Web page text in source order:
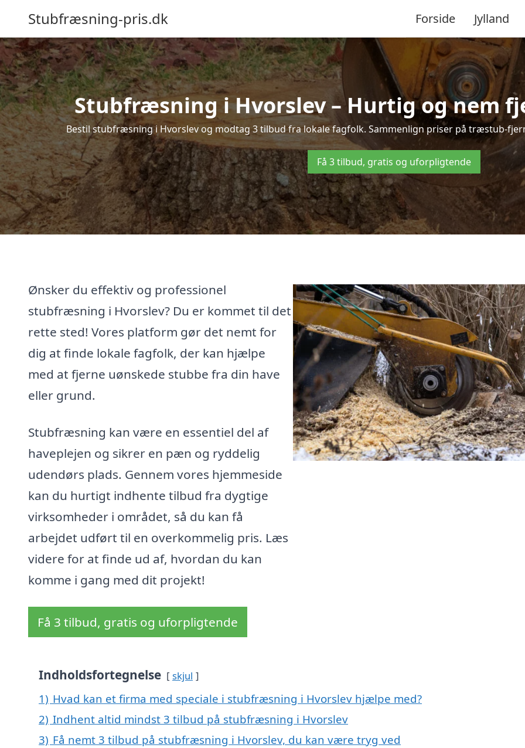
Stubfræsning-pris.dk Forside Jylland
Stubfræsning i Hvorslev – Hurtig og nem
Bestil stubfræsning i Hvorslev og modtag 3 tilbud fra lokale fagfolk. Sammenlign priser på træstub-
Få 3 tilbud, gratis og uforpligtende
Ønsker du effektiv og professionel
stubfræsning i Hvorslev? Du er kommet til det
rette sted! Vores platform gør det nemt for
dig at finde lokale fagfolk, der kan hjælpe
med at fjerne uønskede stubbe fra din have
eller grund.
Stubfræsning kan være en essentiel del af
haveplejen og sikrer en pæn og ryddelig
udendørs plads. Gennem vores hjemmeside
kan du hurtigt indhente tilbud fra dygtige
virksomheder i området, så du kan få
arbejdet udført til en overkommelig pris. Læs
videre for at finde ud af, hvordan du kan
komme i gang med dit projekt!
Få 3 tilbud, gratis og uforpligtende
Indholdsfortegnelse skjul
1) Hvad kan et firma med speciale i stubfræsning i Hvorslev hjælpe med?
2) Indhent altid mindst 3 tilbud på stubfræsning i Hvorslev
3) Få nemt 3 tilbud på stubfræsning i Hvorslev, du kan være tryg ved